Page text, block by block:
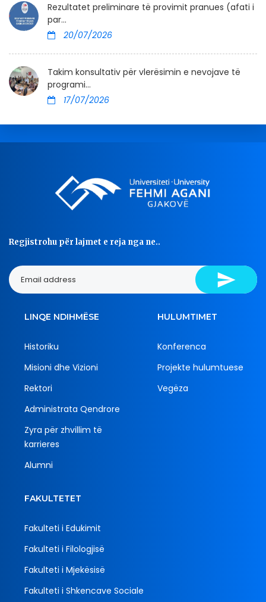
Rezultatet preliminare të provimit pranues (afati i
par...
20/07/2026
Takim konsultativ për vlerësimin e nevojave të
programi...
17/07/2026
Regjistrohu për lajmet e reja nga ne..
LINQE NDIHMËSE
Historiku
Misioni dhe Vizioni
Rektori
Administrata Qendrore
Zyra për zhvillim të
karrieres
Alumni
HULUMTIMET
Konferenca
Projekte hulumtuese
Vegëza
FAKULTETET
Fakulteti i Edukimit
Fakulteti i Filologjisë
Fakulteti i Mjekësisë
Fakulteti i Shkencave Sociale